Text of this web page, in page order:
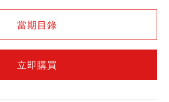
當期目錄
立即購買